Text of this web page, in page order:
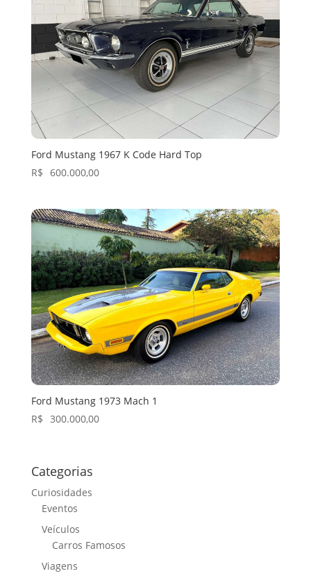
Ford Mustang 1967 K Code Hard Top
R$ 600.000,00
Ford Mustang 1973 Mach 1
R$ 300.000,00
Categorias
Curiosidades
Eventos
Veículos
Carros Famosos
Viagens